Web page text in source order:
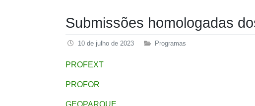
Submissões homologadas
10 de julho de 2023 Programas
PROFEXT
PROFOR